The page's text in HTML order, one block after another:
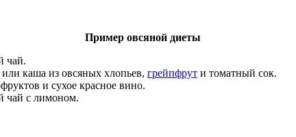
Пример овсяной диеты
чай.
каша из овсяных хлопьев, грейпфрут и томатный сок.
и сухое красное вино.
чай с лимоном.